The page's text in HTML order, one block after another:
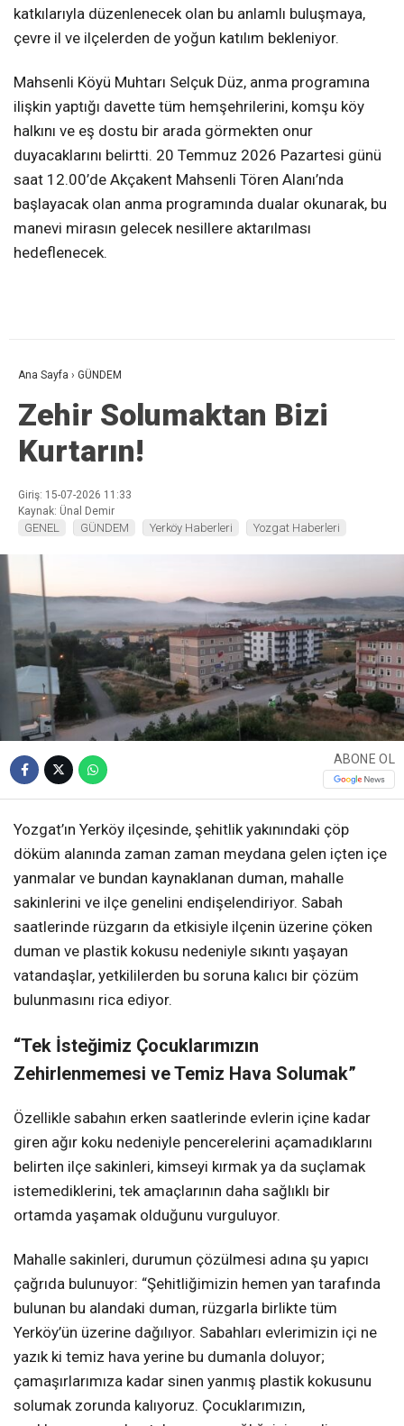
katkılarıyla düzenlenecek olan bu anlamlı buluşmaya,
çevre il ve ilçelerden de yoğun katılım bekleniyor.
Mahsenli Köyü Muhtarı Selçuk Düz, anma programına
ilişkin yaptığı davette tüm hemşehrilerini, komşu köy
halkını ve eş dostu bir arada görmekten onur
duyacaklarını belirtti. 20 Temmuz 2026 Pazartesi günü
saat 12.00’de Akçakent Mahsenli Tören Alanı’nda
başlayacak olan anma programında dualar okunarak, bu
manevi mirasın gelecek nesillere aktarılması
hedeflenecek.
Ana Sayfa › GÜNDEM
Zehir Solumaktan Bizi
Kurtarın!
Giriş: 15-07-2026 11:33
Kaynak: Ünal Demir
GENEL GÜNDEM Yerköy Haberleri Yozgat Haberleri
ABONE OL
Yozgat’ın Yerköy ilçesinde, şehitlik yakınındaki çöp
döküm alanında zaman zaman meydana gelen içten içe
yanmalar ve bundan kaynaklanan duman, mahalle
sakinlerini ve ilçe genelini endişelendiriyor. Sabah
saatlerinde rüzgarın da etkisiyle ilçenin üzerine çöken
duman ve plastik kokusu nedeniyle sıkıntı yaşayan
vatandaşlar, yetkililerden bu soruna kalıcı bir çözüm
bulunmasını rica ediyor.
“Tek İsteğimiz Çocuklarımızın
Zehirlenmemesi ve Temiz Hava Solumak”
Özellikle sabahın erken saatlerinde evlerin içine kadar
giren ağır koku nedeniyle pencerelerini açamadıklarını
belirten ilçe sakinleri, kimseyi kırmak ya da suçlamak
istemediklerini, tek amaçlarının daha sağlıklı bir
ortamda yaşamak olduğunu vurguluyor.
Mahalle sakinleri, durumun çözülmesi adına şu yapıcı
çağrıda bulunuyor: “Şehitliğimizin hemen yan tarafında
bulunan bu alandaki duman, rüzgarla birlikte tüm
Yerköy’ün üzerine dağılıyor. Sabahları evlerimizin içi ne
yazık ki temiz hava yerine bu dumanla doluyor;
çamaşırlarımıza kadar sinen yanmış plastik kokusunu
solumak zorunda kalıyoruz. Çocuklarımızın,